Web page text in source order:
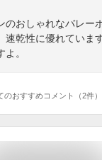
のおしゃれなバレー
速乾性に優れていま
。
のおすすめコメント（2件）